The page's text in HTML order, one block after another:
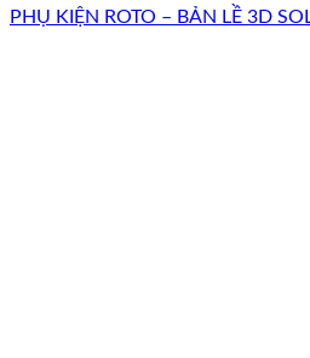
PHỤ KIỆN ROTO – BẢN LỀ 3D